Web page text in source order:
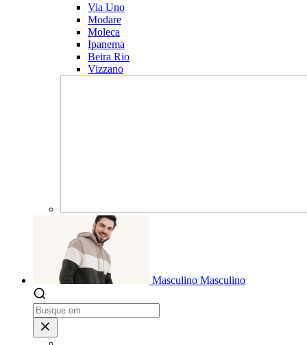
Via Uno
Modare
Moleca
Ipanema
Beira Rio
Vizzano
Masculino Masculino